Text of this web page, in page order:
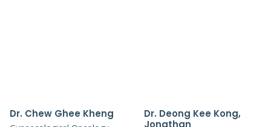
Dr. Chew Ghee Kheng
Dr. Deong Kee Kong,